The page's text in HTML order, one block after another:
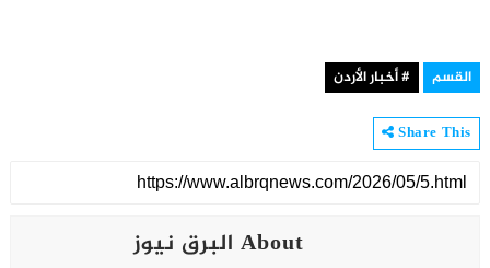
القسم # أخبار الأردن
Share This
About البرق نيوز